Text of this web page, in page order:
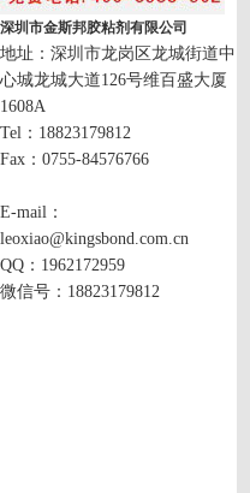
深圳市金斯邦胶粘剂有限公司
地址：深圳市龙岗区龙城街道中
心城龙城大道126号维百盛大厦
1608A
Tel：18823179812
Fax：0755-84576766
E-mail：
leoxiao@kingsbond.com.cn
QQ：1962172959
微信号：18823179812